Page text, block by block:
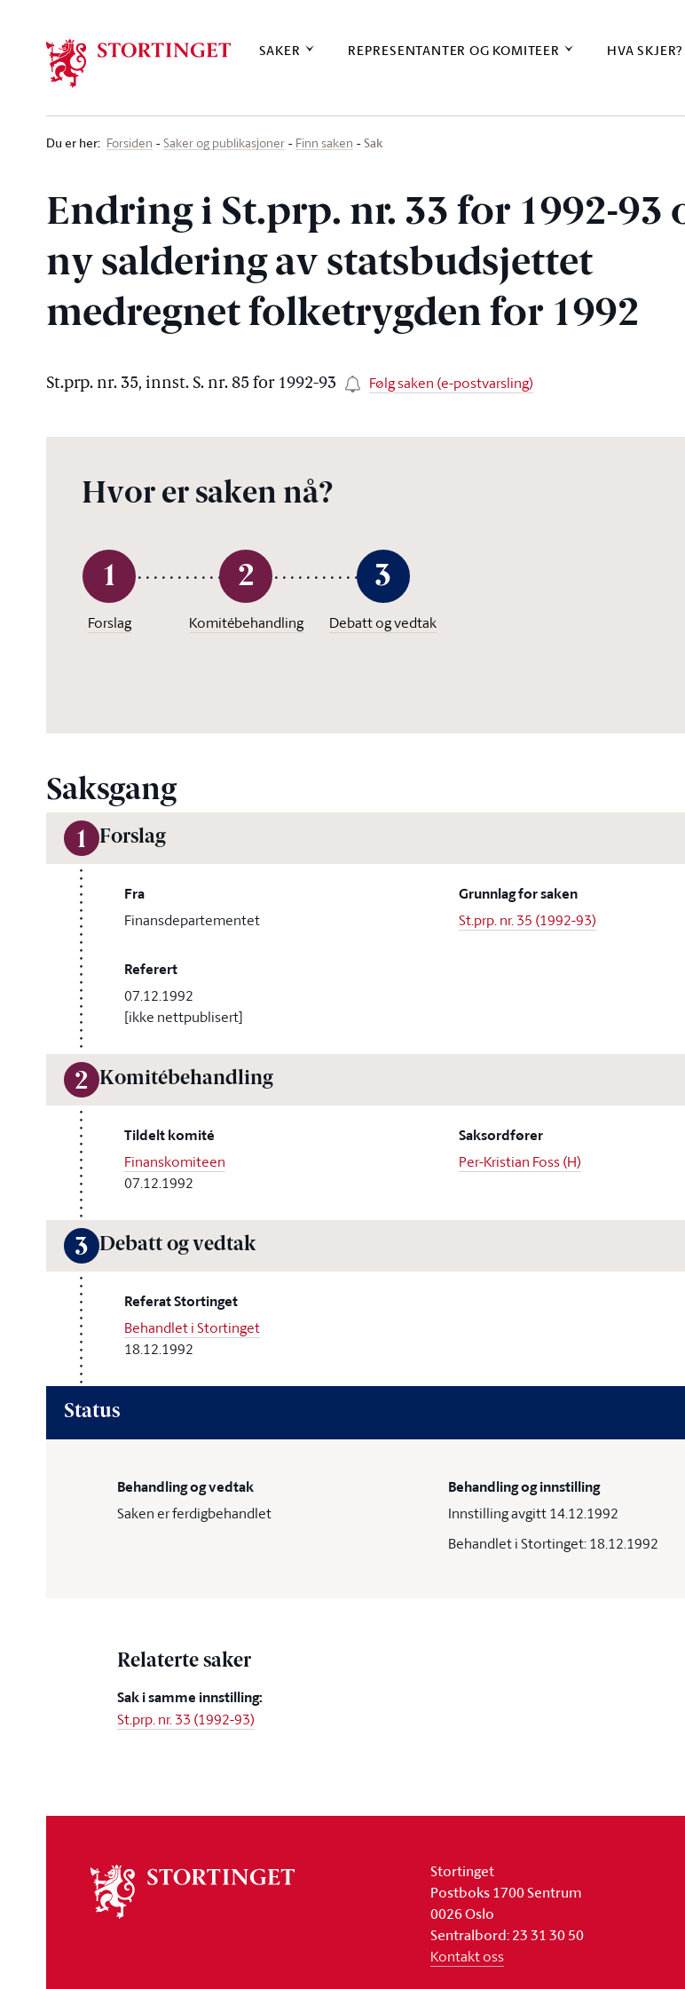
SAKER REPRESENTANTER OG KOMITEER HVA SKJER?
Du er her: Forsiden Saker og publikasjoner Finn saken Sak
Endring i St.prp. nr. 33 for 1992-93
ny saldering av statsbudsjettet
medregnet folketrygden for 1992
St.prp. nr. 35, innst. S. nr. 85 for 1992-93 Følg saken (e-postvarsling)
Hvor er saken nå?
1
Forslag
2
Komitébehandling
3
Debatt og vedtak
Saksgang
1 Forslag
Fra
Finansdepartementet
Grunnlag for saken
St.prp. nr. 35 (1992-93)
Referert
07.12.1992
[ikke nettpublisert]
2 Komitébehandling
Tildelt komité
Finanskomiteen
07.12.1992
Saksordfører
Per-Kristian Foss (H)
3 Debatt og vedtak
Referat Stortinget
Behandlet i Stortinget
18.12.1992
Status
Behandling og vedtak
Saken er ferdigbehandlet
Behandling og innstilling
Innstilling avgitt 14.12.1992
Behandlet i Stortinget: 18.12.1992
Relaterte saker
Sak i samme innstilling:
St.prp. nr. 33 (1992-93)
stortinget
Stortinget
Postboks 1700 Sentrum
0026 Oslo
Sentralbord: 23 31 30 50
Kontakt oss